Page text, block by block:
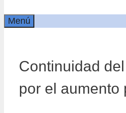
Menú
Continuidad
por el aumento